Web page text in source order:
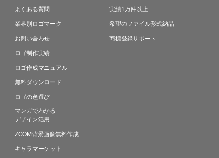
よくある質問
業界別ロゴマーク
お問い合わせ
ロゴ制作実績
ロゴ作成マニュアル
無料ダウンロード
ロゴの色選び
マンガでわかる
デザイン活用
ZOOM背景画像無料作成
キャラマーケット
実績1万件以上
希望のファイル形式納品
商標登録サポート